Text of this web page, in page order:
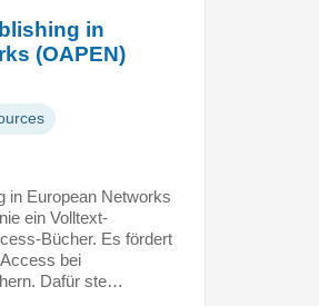
in
(OAPEN)
in European Networks
ein Volltext-
Bücher. Es fördert
bei
Dafür ste…